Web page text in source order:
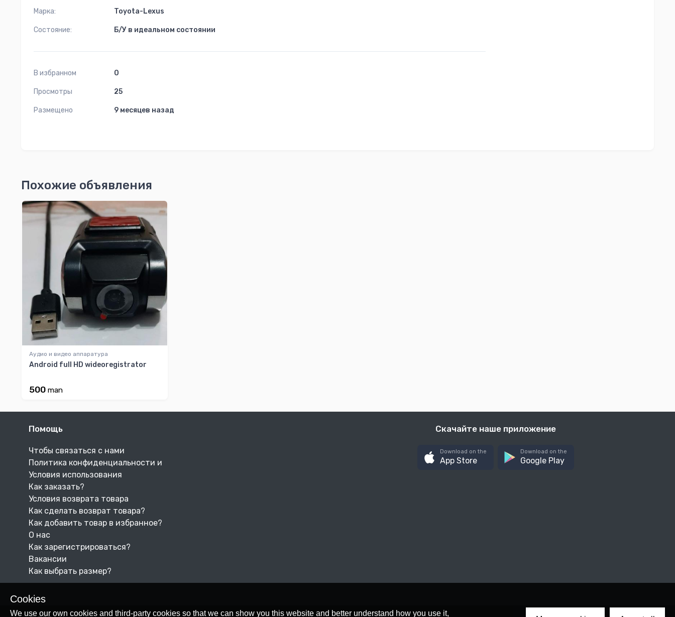
Марка: Toyota-Lexus
Состояние: Б/У в идеальном состоянии
В избранном 0
Просмотры 25
Размещено 9 месяцев назад
Похожие объявления
Аудио и видео аппаратура
Android full HD wideoregistrator
500 man
Cookies
We use our own cookies and third-party cookies so that we can show you this website and better understand how you use it,
Помощь
Чтобы связаться с нами
Политика конфиденциальности и
Условия использования
Как заказать?
Условия возврата товара
Как сделать возврат товара?
Как добавить товар в избранное?
О нас
Как зарегистрироваться?
Вакансии
Как выбрать размер?
Скачайте наше приложение
Download on the
App Store
Download on the
Google Play